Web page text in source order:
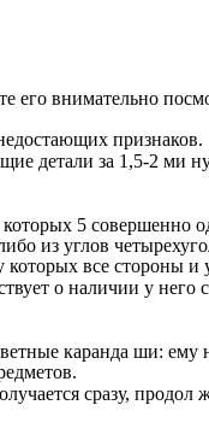
внимательно
признаков.
детали за 1,5-2 ми
5
из углов
которых все стороны и
о наличии у
каранда ши: ему
сразу,